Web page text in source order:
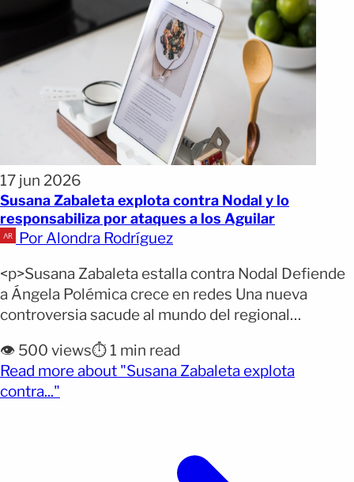
17 jun 2026
Susana Zabaleta explota contra Nodal y lo
responsabiliza por ataques a los Aguilar
Por Alondra Rodríguez
<p>Susana Zabaleta estalla contra Nodal Defiende
a Ángela Polémica crece en redes Una nueva
controversia sacude al mundo del regional
protagonizara un momento viral durante un
concierto en Monterrey, donde lanzó fuertes
declaraciones contra Christian Nodal. El episodio
👁️ 500 views⏱️ 1 min read
Read more about "Susana Zabaleta explota
contra..."